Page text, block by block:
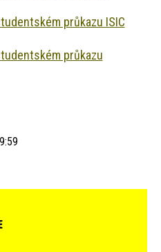
průkazu ISIC
průkazu